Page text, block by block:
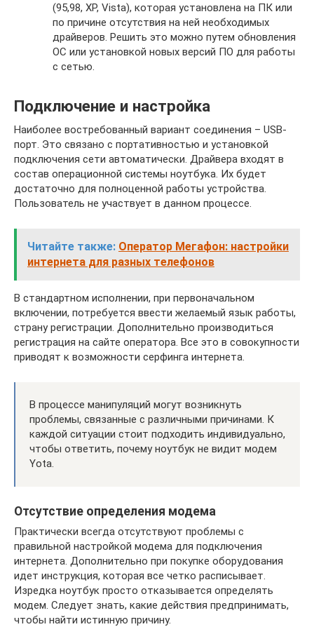
(95,98, XP, Vista), которая установлена на ПК или
по причине отсутствия на ней необходимых
драйверов. Решить это можно путем обновления
ОС или установкой новых версий ПО для работы
с сетью.
Подключение и настройка
Наиболее востребованный вариант соединения – USB-
порт. Это связано с портативностью и установкой
подключения сети автоматически. Драйвера входят в
состав операционной системы ноутбука. Их будет
достаточно для полноценной работы устройства.
Пользователь не участвует в данном процессе.
Читайте также: Оператор Мегафон: настройки
интернета для разных телефонов
В стандартном исполнении, при первоначальном
включении, потребуется ввести желаемый язык работы,
страну регистрации. Дополнительно производиться
регистрация на сайте оператора. Все это в совокупности
приводят к возможности серфинга интернета.
В процессе манипуляций могут возникнуть
проблемы, связанные с различными причинами. К
каждой ситуации стоит подходить индивидуально,
чтобы ответить, почему ноутбук не видит модем
Yota.
Отсутствие определения модема
Практически всегда отсутствуют проблемы с
правильной настройкой модема для подключения
интернета. Дополнительно при покупке оборудования
идет инструкция, которая все четко расписывает.
Изредка ноутбук просто отказывается определять
модем. Следует знать, какие действия предпринимать,
чтобы найти истинную причину.